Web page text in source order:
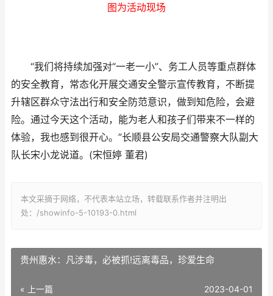
图为活动现场
“我们将持续加强对“一老一小”、务工人员等重点群体
的安全教育，常态化开展交通安全警示宣传教育，不断提
升辖区群众守法出行和安全防范意识，做到知危险，会避
险。通过今天这个活动，能为老人和孩子们带来不一样的
体验，我也感到很开心。”长顺县公安局交通警察大队副大
队长宋小龙说道。(宋恒婷 董君)
本文采摘于网络，不代表本站立场，转载联系作者并注明出
处：/showinfo-5-10193-0.html
贵州惠水：凡涉毒，必被抓!远离毒品，珍爱生命
« 上一篇 2023-04-01